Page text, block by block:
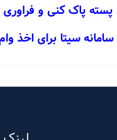
پسته پاک کنی و
برای اخذ وام تبصره 18